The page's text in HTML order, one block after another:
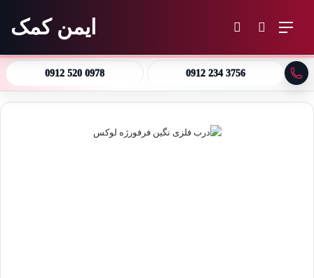
منو جستجو برای ایمن کمک
0912 520 0978 0912 234 3756